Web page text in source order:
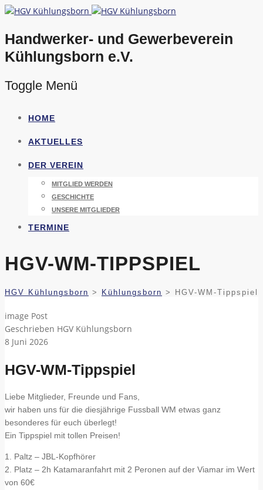
Handwerker- und Gewerbeverein
Kühlungsborn e.V.
Toggle Menü
Inhalt
HOME
AKTUELLES
DER VEREIN
MITGLIED WERDEN
GESCHICHTE
UNSERE MITGLIEDER
TERMINE
HGV-WM-TIPPSPIEL
HGV Kühlungsborn > Kühlungsborn > HGV-WM-Tippspiel
image Post
Geschrieben HGV Kühlungsborn
8 Juni 2026
HGV-WM-Tippspiel
Liebe Mitglieder, Freunde und Fans,
wir haben uns für die diesjährige Fussball WM etwas ganz
besonderes für euch überlegt!
Ein Tippspiel mit tollen Preisen!
1. Paltz – JBL-Kopfhörer
2. Platz – 2h Katamaranfahrt mit 2 Peronen auf der Viamar im Wert
von 60€